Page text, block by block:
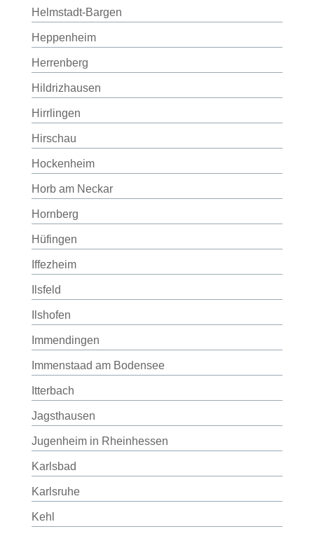
Helmstadt-Bargen
Heppenheim
Herrenberg
Hildrizhausen
Hirrlingen
Hirschau
Hockenheim
Horb am Neckar
Hornberg
Hüfingen
Iffezheim
Ilsfeld
Ilshofen
Immendingen
Immenstaad am Bodensee
Itterbach
Jagsthausen
Jugenheim in Rheinhessen
Karlsbad
Karlsruhe
Kehl